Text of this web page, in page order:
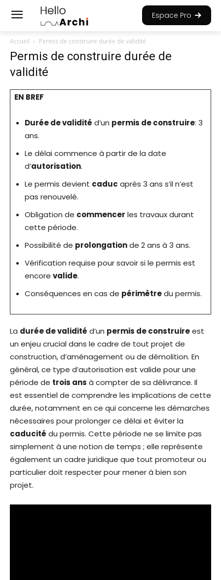
Espace Pro
Accueil Permis de construire durée de validité
Permis de construire durée de
validité
EN BREF
Durée de validité d’un permis de construire: 3
ans.
Le délai commence à partir de la date
d’autorisation.
Le permis devient caduc après 3 ans s’il n’est
pas renouvelé.
Obligation de commencer les travaux durant
cette période.
Possibilité de prolongationde 2 ans à 3 ans.
Vérification requise pour savoir si le permis est
encore valide.
Conséquences en cas de périmètredu permis.
La durée de validité d’un permis de construireest
un enjeu crucial dans le cadre de tout projet de
construction, d’aménagement ou de démolition. En
général, ce type d’autorisation est valide pour une
période de trois ans à compter de sa délivrance. Il
est essentiel de comprendre les implications de cette
durée, notamment en ce qui concerne les démarches
nécessaires pour prolonger ce délai et éviter la
caducité du permis. Cette période ne se limite pas
simplement à une notion de temps ; elle représente
également un cadre juridique que tout promoteur ou
particulier doit respecter pour mener à bien son
projet.